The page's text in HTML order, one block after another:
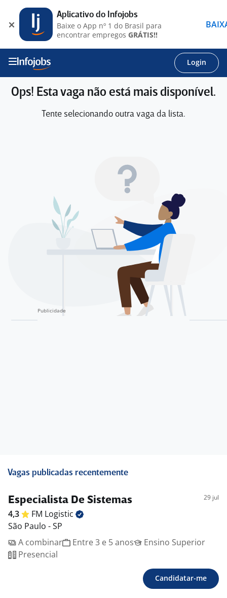
Login
Ops! Esta vaga não está mais disponível.
Tente selecionando outra vaga da lista.
Vagas publicadas recentemente
Especialista De Sistemas 29 jul
4,3 FM Logistic
São Paulo - SP
A combinar
Entre 3 e 5 anos
Ensino Superior
Presencial
Candidatar-me
Aplicativo do Infojobs
Baixe o App nº 1 do Brasil para
encontrar empregos GRÁTIS!!